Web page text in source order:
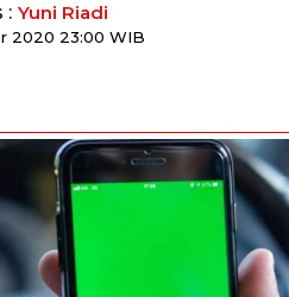
: Yuni Riadi
2020 23:00 WIB